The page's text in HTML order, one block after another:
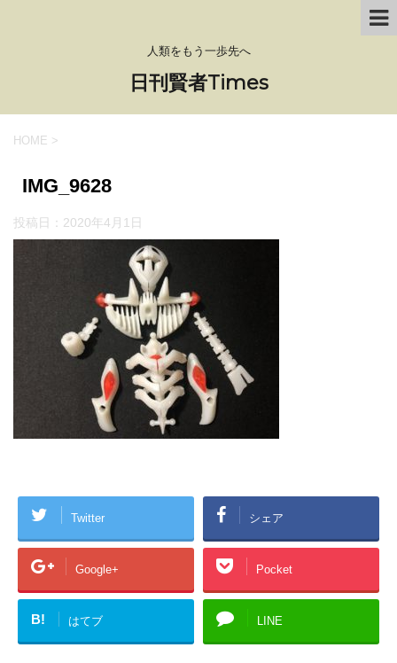
人類をもう一歩先へ
日刊賢者Times
HOME >
IMG_9628
投稿日： 2020年4月1日
Twitter シェア
Google+ Pocket
B! はてブ LINE